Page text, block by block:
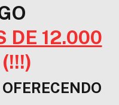
DE 12.000
(!!!)